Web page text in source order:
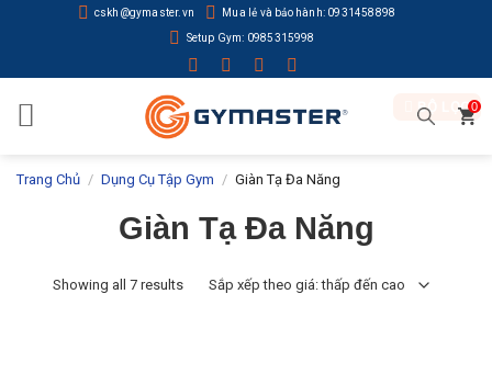
cskh@gymaster.vn Mua lẻ và bảo hành: 0931458898
Setup Gym: 0985315998
0
Giàn Tạ Đa Năng
Trang Chủ / Dụng Cụ Tập Gym / Giàn Tạ Đa Năng
BỘ LỌC
Showing all 7 results